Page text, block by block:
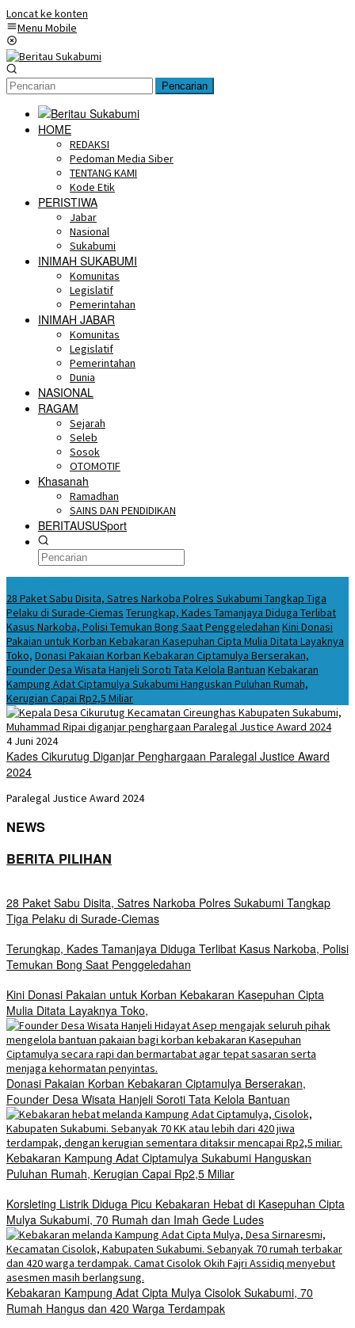
Loncat ke konten
Menu Mobile
Pencarian
HOME
REDAKSI
Pedoman Media Siber
TENTANG KAMI
Kode Etik
PERISTIWA
Jabar
Nasional
Sukabumi
INIMAH SUKABUMI
Komunitas
Legislatif
Pemerintahan
INIMAH JABAR
Komunitas
Legislatif
Pemerintahan
Dunia
NASIONAL
RAGAM
Sejarah
Seleb
Sosok
OTOMOTIF
Khasanah
Ramadhan
SAINS DAN PENDIDIKAN
BERITAUSUSport
28 Paket Sabu Disita, Satres Narkoba Polres Sukabumi Tangkap Tiga
Pelaku di Surade-Ciemas Terungkap, Kades Tamanjaya Diduga Terlibat
Kasus Narkoba, Polisi Temukan Bong Saat Penggeledahan Kini Donasi
Pakaian untuk Korban Kebakaran Kasepuhan Cipta Mulia Ditata Layaknya
Toko, Donasi Pakaian Korban Kebakaran Ciptamulya Berserakan,
Founder Desa Wisata Hanjeli Soroti Tata Kelola Bantuan Kebakaran
Kampung Adat Ciptamulya Sukabumi Hanguskan Puluhan Rumah,
Kerugian Capai Rp2,5 Miliar
4 Juni 2024
Kades Cikurutug Diganjar Penghargaan Paralegal Justice Award
2024
Paralegal Justice Award 2024
NEWS
BERITA PILIHAN
28 Paket Sabu Disita, Satres Narkoba Polres Sukabumi Tangkap
Tiga Pelaku di Surade-Ciemas
Terungkap, Kades Tamanjaya Diduga Terlibat Kasus Narkoba, Polisi
Temukan Bong Saat Penggeledahan
Kini Donasi Pakaian untuk Korban Kebakaran Kasepuhan Cipta
Mulia Ditata Layaknya Toko,
Donasi Pakaian Korban Kebakaran Ciptamulya Berserakan,
Founder Desa Wisata Hanjeli Soroti Tata Kelola Bantuan
Kebakaran Kampung Adat Ciptamulya Sukabumi Hanguskan
Puluhan Rumah, Kerugian Capai Rp2,5 Miliar
Korsleting Listrik Diduga Picu Kebakaran Hebat di Kasepuhan Cipta
Mulya Sukabumi, 70 Rumah dan Imah Gede Ludes
Kebakaran Kampung Adat Cipta Mulya Cisolok Sukabumi, 70
Rumah Hangus dan 420 Warga Terdampak